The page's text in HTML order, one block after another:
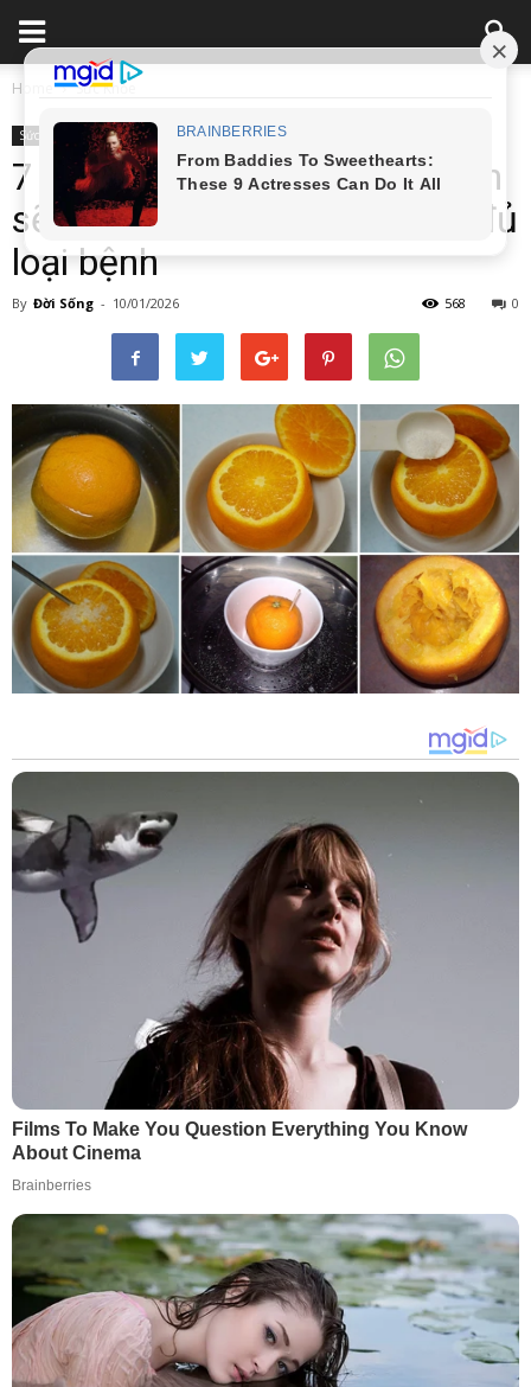
Home Sức Khỏe
Sức Khỏe
7 loại trái cây chỉ cần hấp chín
sẽ trở thành thuốc bổ, chữa đủ
loại bệnh
By Đời Sống - 10/01/2026 0
568